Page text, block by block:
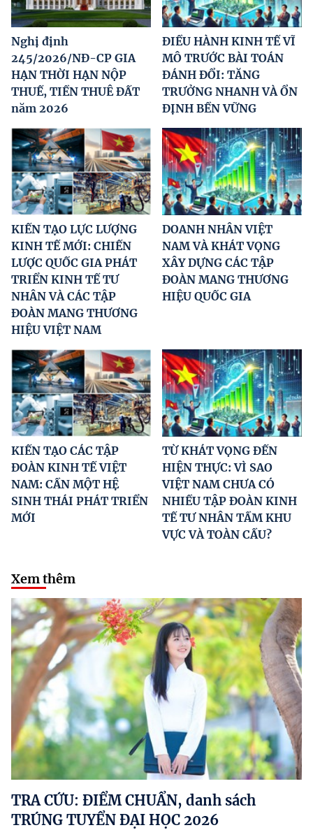
Nghị định
245/2026/NĐ-CP GIA
HẠN THỜI HẠN NỘP
THUẾ, TIỀN THUÊ ĐẤT
năm 2026
ĐIỀU HÀNH KINH TẾ VĨ
MÔ TRƯỚC BÀI TOÁN
ĐÁNH ĐỔI: TĂNG
TRƯỞNG NHANH VÀ ỔN
ĐỊNH BỀN VỮNG
KIẾN TẠO LỰC LƯỢNG
KINH TẾ MỚI: CHIẾN
LƯỢC QUỐC GIA PHÁT
TRIỂN KINH TẾ TƯ
NHÂN VÀ CÁC TẬP
ĐOÀN MANG THƯƠNG
HIỆU VIỆT NAM
DOANH NHÂN VIỆT
NAM VÀ KHÁT VỌNG
XÂY DỰNG CÁC TẬP
ĐOÀN MANG THƯƠNG
HIỆU QUỐC GIA
KIẾN TẠO CÁC TẬP
ĐOÀN KINH TẾ VIỆT
NAM: CẦN MỘT HỆ
SINH THÁI PHÁT TRIỂN
MỚI
TỪ KHÁT VỌNG ĐẾN
HIỆN THỰC: VÌ SAO
VIỆT NAM CHƯA CÓ
NHIỀU TẬP ĐOÀN KINH
TẾ TƯ NHÂN TẦM KHU
VỰC VÀ TOÀN CẦU?
Xem thêm
TRA CỨU: ĐIỂM CHUẨN, danh sách
TRÚNG TUYỂN ĐẠI HỌC 2026